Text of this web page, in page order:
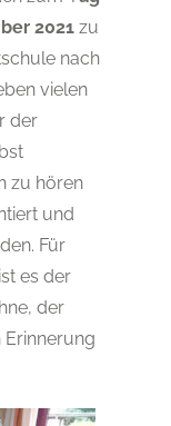
2021zu
nach
vielen
der
zu hören
und
Für
es der
der
Erinnerung